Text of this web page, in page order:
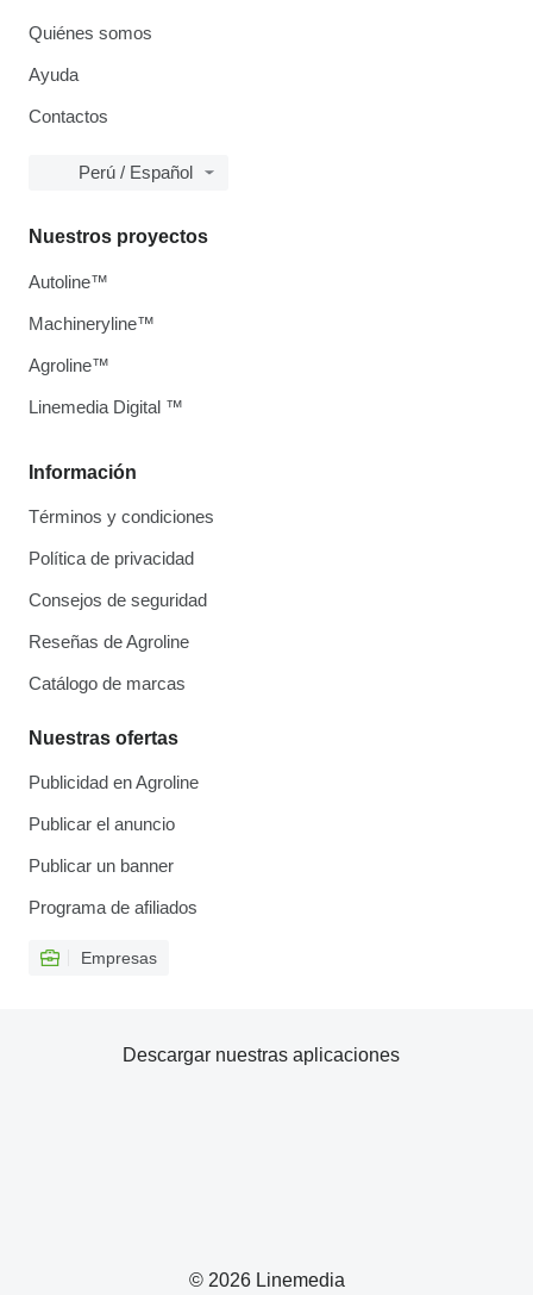
Quiénes somos
Ayuda
Contactos
Perú / Español
Información
Términos y condiciones
Política de privacidad
Consejos de seguridad
Reseñas de Agroline
Catálogo de marcas
Nuestras ofertas
Publicidad en Agroline
Publicar el anuncio
Publicar un banner
Programa de afiliados
Empresas
Nuestros proyectos
Autoline™
Machineryline™
Agroline™
Linemedia Digital ™
© 2026 Linemedia
Descargar nuestras aplicaciones